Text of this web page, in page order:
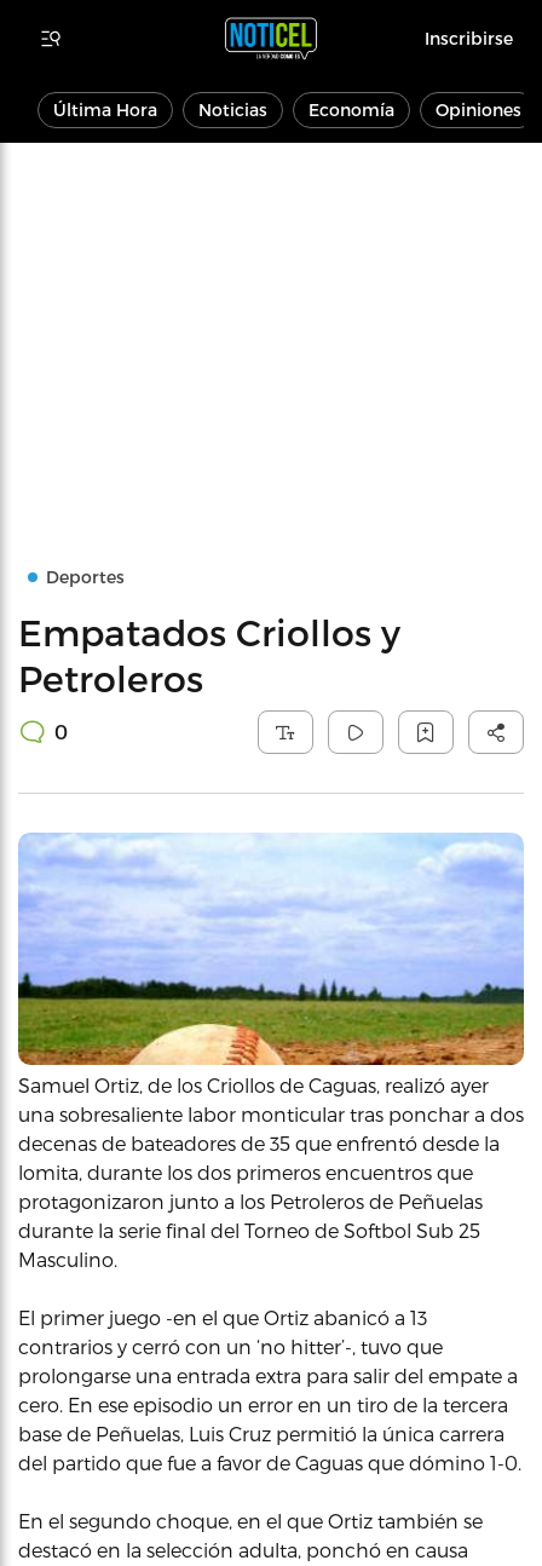
Inscribirse
Última Hora Noticias Economía Opiniones
Deportes
Empatados Criollos y
Petroleros
0
Samuel Ortiz, de los Criollos de Caguas, realizó ayer
una sobresaliente labor monticular tras ponchar a dos
decenas de bateadores de 35 que enfrentó desde la
lomita, durante los dos primeros encuentros que
protagonizaron junto a los Petroleros de Peñuelas
durante la serie final del Torneo de Softbol Sub 25
Masculino.
El primer juego -en el que Ortiz abanicó a 13
contrarios y cerró con un ‘no hitter’-, tuvo que
prolongarse una entrada extra para salir del empate a
cero. En ese episodio un error en un tiro de la tercera
base de Peñuelas, Luis Cruz permitió la única carrera
del partido que fue a favor de Caguas que dómino 1-0.
En el segundo choque, en el que Ortiz también se
destacó en la selección adulta, ponchó en causa